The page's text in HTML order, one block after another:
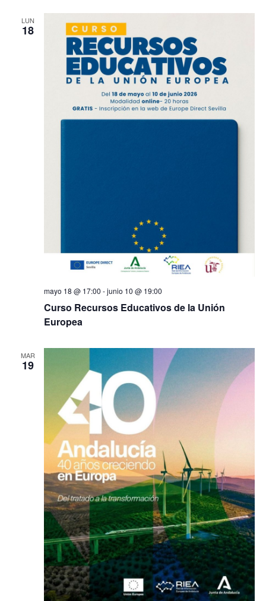
LUN
18
Curso Recursos Educativos de la Unión
Europea
mayo 18 @ 17:00 -junio 10 @ 19:00
MAR
19